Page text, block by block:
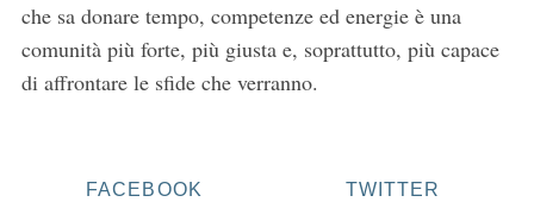
che sa donare tempo, competenze ed energie è una
comunità più forte, più giusta e, soprattutto, più capace
di affrontare le sfide che verranno.
FACEBOOK TWITTER